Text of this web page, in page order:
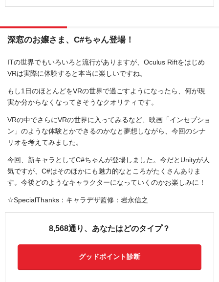
深窓のお嬢さま、C#ちゃん登場！
ITの世界でもいろいろと流行がありますが、Oculus Riftをはじめ
VRは実際に体験すると本当に楽しいですね。
もし1日のほとんどをVRの世界で過ごすようになったら、何が現
実か分からなくなってきそうなクオリティです。
VRの中でさらにVRの世界に入ってみるなど、映画「インセプショ
ン」のような体験とかできるのかなと夢想しながら、今回のシナ
リオを考えてみました。
今回、新キャラとしてC#ちゃんが登場しました。今だとUnityが人
気ですが、C#はそのほかにも魅力的なところがたくさんありま
す。今後どのようなキャラクターになっていくのかお楽しみに！
☆SpecialThanks：キャラデザ監修：岩永信之
8,568通り、あなたはどのタイプ？
グッドポイント診断